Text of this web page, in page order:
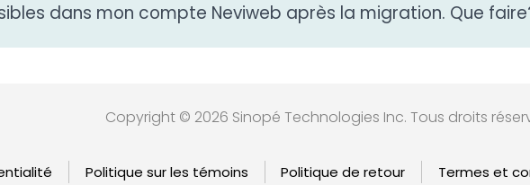
dans mon compte Neviweb après la migration. Que
Copyright © 2026 Sinopé Technologies Inc. Tous droits
Politique sur les témoins Politique de retour Termes et